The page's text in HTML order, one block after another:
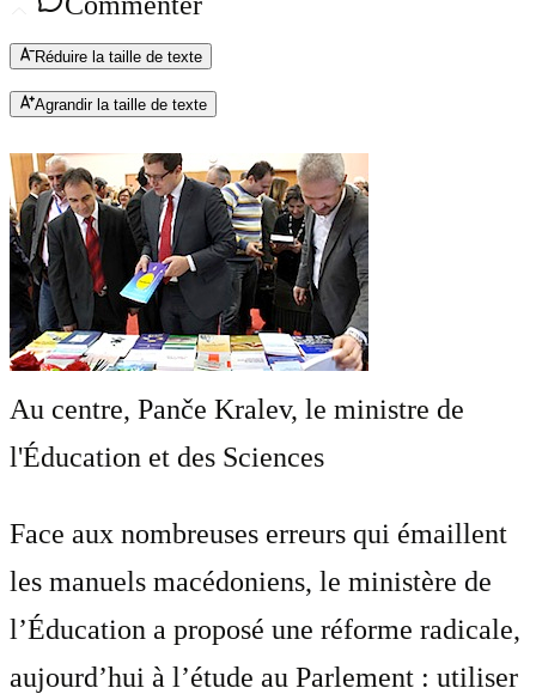
Réduire la taille de texte
Agrandir la taille de texte
Au centre, Panče Kralev, le ministre de
l'Éducation et des Sciences
Face aux nombreuses erreurs qui émaillent
les manuels macédoniens, le ministère de
l’Éducation a proposé une réforme radicale,
aujourd’hui à l’étude au Parlement : utiliser